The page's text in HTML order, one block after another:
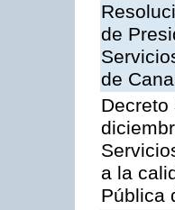
de
de
a la
Pública